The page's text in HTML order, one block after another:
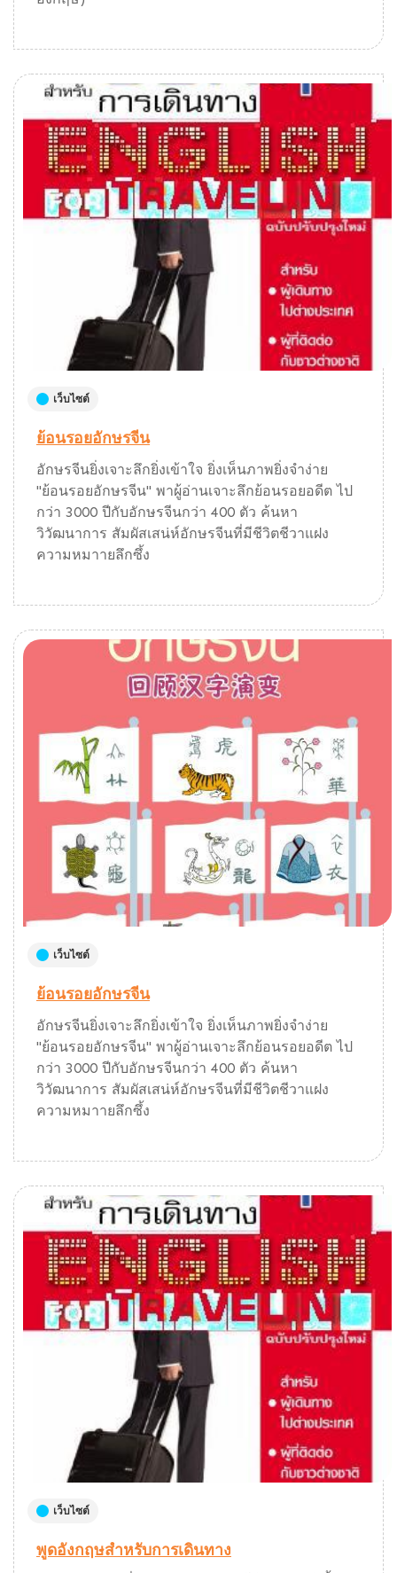
เว็บไซต์
ย้อนรอยอักษรจีน
อักษรจีนยิ่งเจาะลึกยิ่งเข้าใจ ยิ่งเห็นภาพยิ่งจำง่าย
"ย้อนรอยอักษรจีน" พาผู้อ่านเจาะลึกย้อนรอยอดีต ไป
กว่า 3000 ปีกับอักษรจีนกว่า 400 ตัว ค้นหา
วิวัฒนาการ สัมผัสเสน่ห์อักษรจีนที่มีชีวิตชีวาแฝง
ความหมาายลึกซึ้ง
เว็บไซต์
ย้อนรอยอักษรจีน
อักษรจีนยิ่งเจาะลึกยิ่งเข้าใจ ยิ่งเห็นภาพยิ่งจำง่าย
"ย้อนรอยอักษรจีน" พาผู้อ่านเจาะลึกย้อนรอยอดีต ไป
กว่า 3000 ปีกับอักษรจีนกว่า 400 ตัว ค้นหา
วิวัฒนาการ สัมผัสเสน่ห์อักษรจีนที่มีชีวิตชีวาแฝง
ความหมาายลึกซึ้ง
เว็บไซต์
พูดอังกฤษสำหรับการเดินทาง